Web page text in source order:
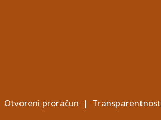
Otvoreni proračun | Transparentnost